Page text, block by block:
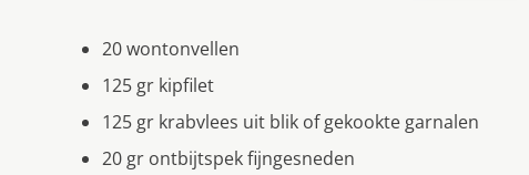
20 wontonvellen
125 gr kipfilet
125 gr krabvlees uit blik of gekookte garnalen
20 gr ontbijtspek fijngesneden